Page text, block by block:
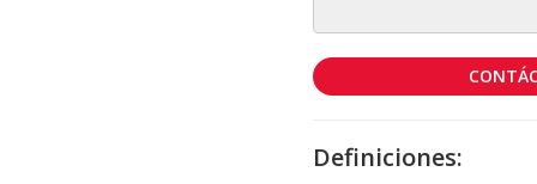
Definiciones: